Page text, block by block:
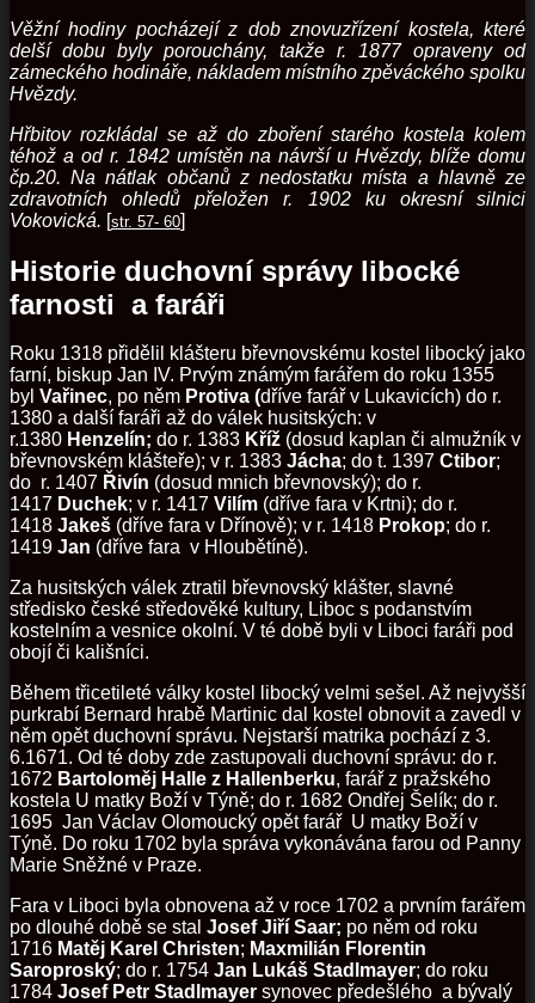
Věžní hodiny pocházejí z dob znovuzřízení kostela, které
delší dobu byly porouchány, takže r. 1877 opraveny od
zámeckého hodináře, nákladem místního zpěváckého spolku
Hvězdy.
Hřbitov rozkládal se až do zboření starého kostela kolem
téhož a od r. 1842 umístěn na návrší u Hvězdy, blíže domu
čp.20. Na nátlak občanů z nedostatku místa a hlavně ze
zdravotních ohledů přeložen r. 1902 ku okresní silnici
Vokovická. [str. 57- 60]
Historie duchovní správy libocké
farnosti a faráři
Roku 1318 přidělil klášteru břevnovskému kostel libocký jako
farní, biskup Jan IV. Prvým známým farářem do roku 1355
byl Vařinec, po něm Protiva (dříve farář v Lukavicích) do r.
1380 a další faráři až do válek husitských: v
r.1380 Henzelín; do r. 1383 Kříž (dosud kaplan či almužník v
břevnovském klášteře); v r. 1383 Jácha; do t. 1397 Ctibor;
do r. 1407 Řivín (dosud mnich břevnovský); do r.
1417 Duchek; v r. 1417 Vilím (dříve fara v Krtni); do r.
1418 Jakeš (dříve fara v Dřínově); v r. 1418 Prokop; do r.
1419 Jan (dříve fara v Hloubětíně).
Za husitských válek ztratil břevnovský klášter, slavné
středisko české středověké kultury, Liboc s podanstvím
kostelním a vesnice okolní. V té době byli v Liboci faráři pod
obojí či kališníci.
Během třicetileté války kostel libocký velmi sešel. Až nejvyšší
purkrabí Bernard hrabě Martinic dal kostel obnovit a zavedl v
něm opět duchovní správu. Nejstarší matrika pochází z 3.
6.1671. Od té doby zde zastupovali duchovní správu: do r.
1672 Bartoloměj Halle z Hallenberku, farář z pražského
kostela U matky Boží v Týně; do r. 1682 Ondřej Šelík; do r.
1695 Jan Václav Olomoucký opět farář U matky Boží v
Týně. Do roku 1702 byla správa vykonávána farou od Panny
Marie Sněžné v Praze.
Fara v Liboci byla obnovena až v roce 1702 a prvním farářem
po dlouhé době se stal Josef Jiří Saar; po něm od roku
1716 Matěj Karel Christen; Maxmilián Florentin
Saroproský; do r. 1754 Jan Lukáš Stadlmayer; do roku
1784 Josef Petr Stadlmayer synovec předešlého a bývalý